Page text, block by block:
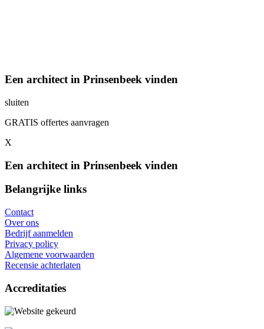
Een architect in Prinsenbeek vinden
sluiten
GRATIS offertes aanvragen
X
Een architect in Prinsenbeek vinden
Belangrijke links
Contact
Over ons
Bedrijf aanmelden
Privacy policy
Algemene voorwaarden
Recensie achterlaten
Accreditaties